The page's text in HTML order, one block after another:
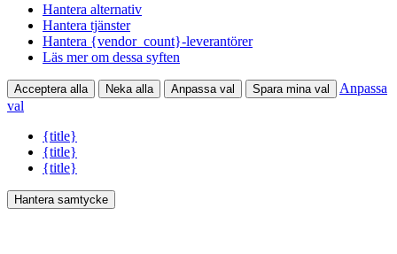
Hantera alternativ
Hantera tjänster
Hantera {vendor_count}-leverantörer
Läs mer om dessa syften
Acceptera alla Neka alla Anpassa val Spara mina val
Anpassa
val
{title}
{title}
{title}
Hantera samtycke